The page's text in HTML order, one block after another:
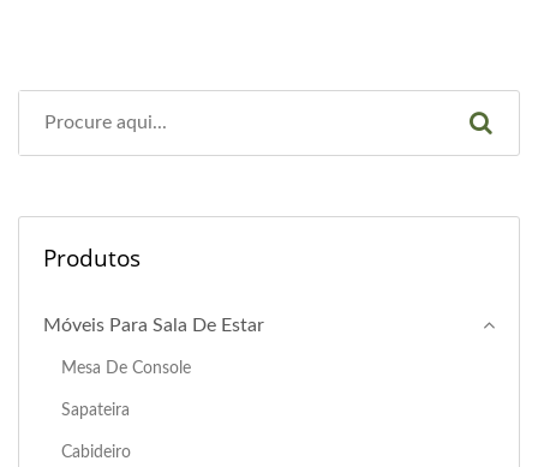
Produtos
Móveis Para Sala De Estar
Mesa De Console
Sapateira
Cabideiro